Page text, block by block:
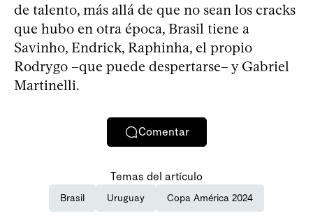
de talento, más allá de que no sean los cracks
que hubo en otra época, Brasil tiene a
Savinho, Endrick, Raphinha, el propio
Rodrygo –que puede despertarse– y Gabriel
Martinelli.
Comentar
Temas del artículo
Brasil Uruguay Copa América 2024